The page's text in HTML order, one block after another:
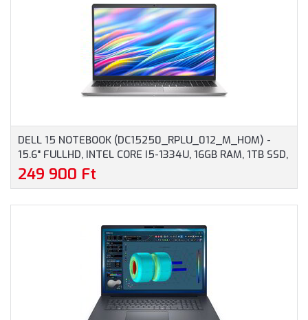
DELL 15 NOTEBOOK (DC15250_RPLU_012_M_HOM) -
15.6" FULLHD, INTEL CORE I5-1334U, 16GB RAM, 1TB SSD,
MAGYAR BILLENTYŰZET, WINDOWS 11 HOME, 3 ÉV
GARANCIA, EZÜST SZÍNBEN
249 900 Ft